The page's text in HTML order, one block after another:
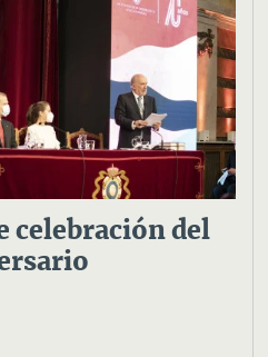
celebración del